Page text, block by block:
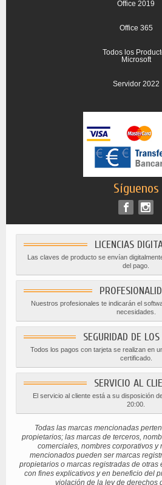
Office 2019
Office 365
Todos los
Microsoft
Servidor 2022
Síguenos
LICENCIAS
Las claves de producto se envían
del pago.
Nuestros profesionales te indicarán el
necesidades.
SEGURIDAD DE
Todos los pagos con tarjeta se realizan en
certificado.
SERVICIO AL
El servicio al cliente está a su disposición
20:00.
Todas las marcas mencionadas
propietarios; las marcas de terceros,
comerciales, nombres corporativos y
mencionados pueden ser marcas
propietarios o marcas registradas de otras
con fines explicativos y en beneficio del
violación de la ley de derechos